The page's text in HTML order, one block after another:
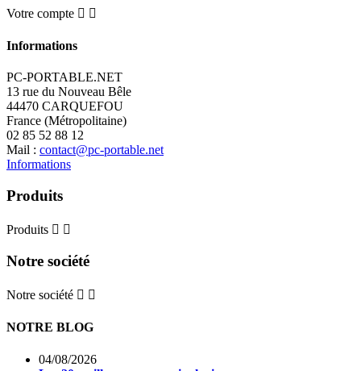
Votre compte  
Informations
PC-PORTABLE.NET
13 rue du Nouveau Bêle
44470 CARQUEFOU
France (Métropolitaine)
02 85 52 88 12
Mail : contact@pc-portable.net
Informations
Produits
Produits  
Notre société
Notre société  
NOTRE BLOG
04/08/2026